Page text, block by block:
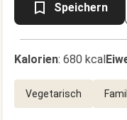
Speichern
Kalorien: 680 kcal
Vegetarisch